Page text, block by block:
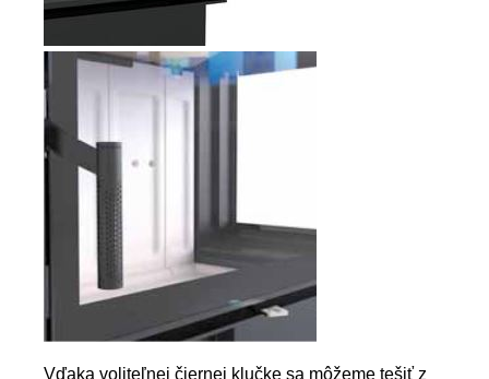
Vďaka voliteľnej čiernej klučke sa môžeme tešiť z